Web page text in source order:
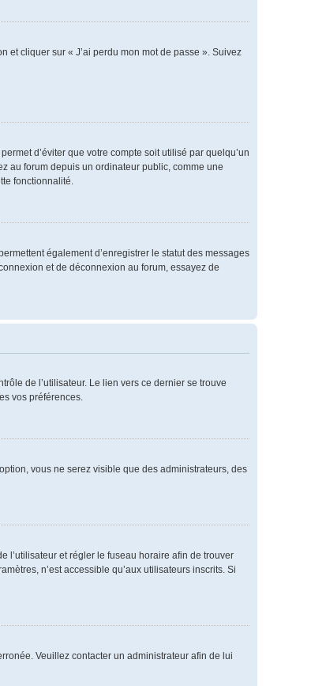
et cliquer sur « J’ai perdu mon mot de passe ». Suivez
d’éviter que votre compte soit utilisé par quelqu’un
au forum depuis un ordinateur public, comme une
fonctionnalité.
également d’enregistrer le statut des messages
et de déconnexion au forum, essayez de
de l’utilisateur. Le lien vers ce dernier se trouve
vos préférences.
vous ne serez visible que des administrateurs, des
l’utilisateur et régler le fuseau horaire afin de trouver
n’est accessible qu’aux utilisateurs inscrits. Si
Veuillez contacter un administrateur afin de lui